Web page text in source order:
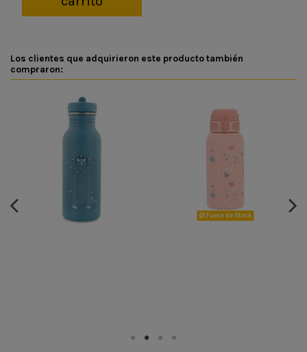
Los clientes que adquirieron este producto también
compraron:
Fuera de Stock